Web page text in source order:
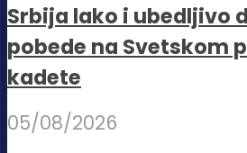
Srbija lako i ubedljivo
pobede na Svetskom
kadete
05/08/2026